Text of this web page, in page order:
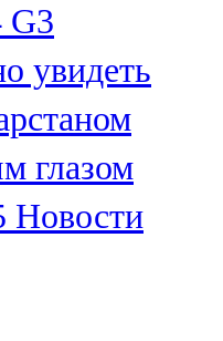
G3
увидеть
глазом
Новости